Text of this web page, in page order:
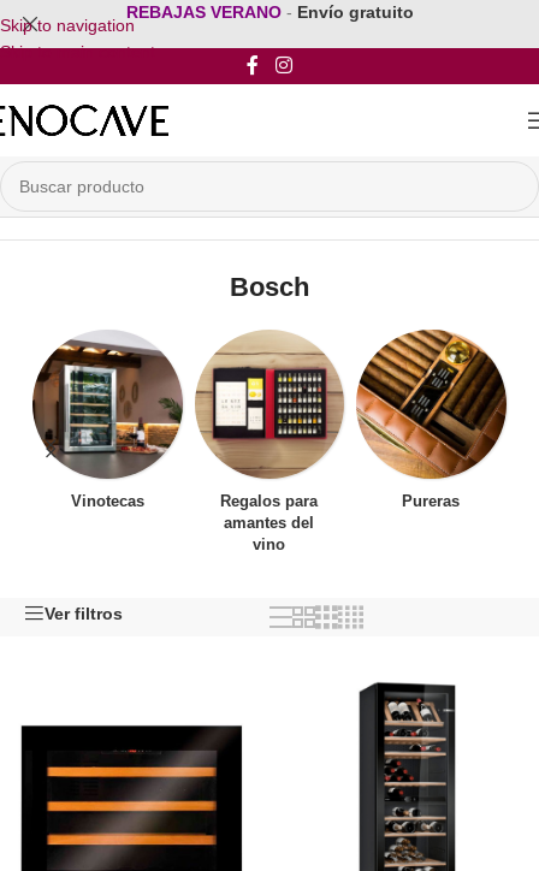
Skip to navigation
Skip to main content
REBAJAS VERANO - Envío gratuito
Inicio/Por Marca/Bosch
Bosch
Vinotecas
Regalos para
amantes del
vino
Pureras
Ver filtros